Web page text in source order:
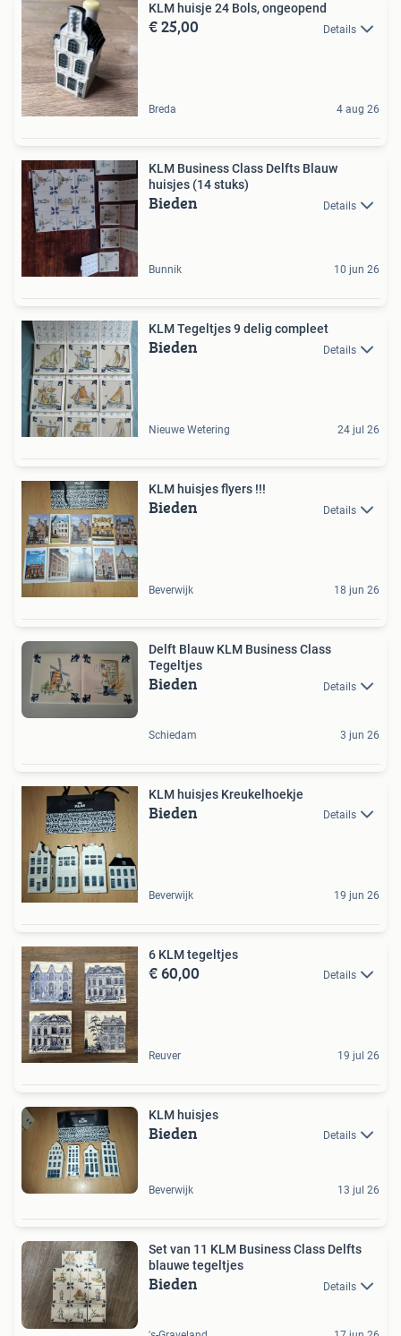
KLM huisje 24 Bols, ongeopend
€ 25,00 Details
Breda 4 aug 26
KLM Business Class Delfts Blauw
huisjes (14 stuks)
Bieden Details
Bunnik 10 jun 26
KLM Tegeltjes 9 delig compleet
Bieden Details
Nieuwe Wetering 24 jul 26
KLM huisjes flyers !!!
Bieden Details
Beverwijk 18 jun 26
Delft Blauw KLM Business Class
Tegeltjes
Bieden Details
Schiedam 3 jun 26
KLM huisjes Kreukelhoekje
Bieden Details
Beverwijk 19 jun 26
6 KLM tegeltjes
€ 60,00 Details
Reuver 19 jul 26
KLM huisjes
Bieden Details
Beverwijk 13 jul 26
Set van 11 KLM Business Class Delfts
blauwe tegeltjes
Bieden Details